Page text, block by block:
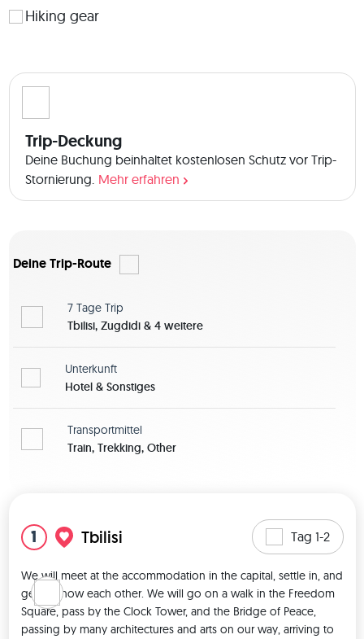
Hiking gear
Trip-Deckung
Deine Buchung beinhaltet kostenlosen Schutz vor Trip-
Stornierung. Mehr erfahren
Deine Trip-Route
7 Tage Trip
Tbilisi, Zugdidi & 4 weitere
Unterkunft
Hotel & Sonstiges
Transportmittel
Train, Trekking, Other
1 Tbilisi Tag 1-2
We will meet at the accommodation in the capital, settle in, and
get to know each other. We will go on a walk in the Freedom
Square, pass by the Clock Tower, and the Bridge of Peace,
passing by many architectures and arts on our way, arriving to